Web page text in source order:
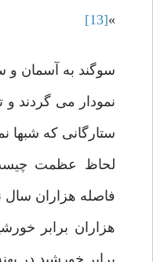
»
[13]
سوگند به آسمان و
نمودار می گردند
ستارگانی که شبها
لحاظ عظمت
فاصله هزاران
هزاران برابر